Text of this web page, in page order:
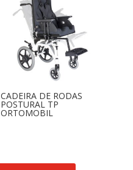
CADEIRA DE RODAS
POSTURAL TP
ORTOMOBIL